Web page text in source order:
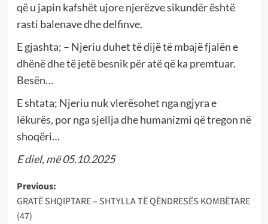
që u japin kafshët ujore njerëzve sikundër është
rasti balenave dhe delfinve.
E gjashta; – Njeriu duhet të dijë të mbajë fjalën e
dhënë dhe të jetë besnik për atë që ka premtuar.
Besën…
E shtata; Njeriu nuk vlerësohet nga ngjyra e
lëkurës, por nga sjellja dhe humanizmi që tregon në
shoqëri…
E diel, më 05.10.2025
Post
navigation
Previous:
GRATË SHQIPTARE – SHTYLLA TË QËNDRESËS KOMBËTARE
(47)